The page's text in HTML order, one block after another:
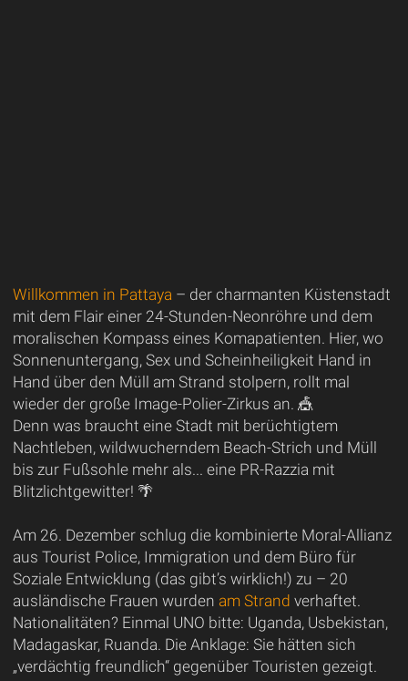
Willkommen in Pattaya – der charmanten Küstenstadt
mit dem Flair einer 24-Stunden-Neonröhre und dem
moralischen Kompass eines Komapatienten. Hier, wo
Sonnenuntergang, Sex und Scheinheiligkeit Hand in
Hand über den Müll am Strand stolpern, rollt mal
wieder der große Image-Polier-Zirkus an. 🎪
Denn was braucht eine Stadt mit berüchtigtem
Nachtleben, wildwucherndem Beach-Strich und Müll
bis zur Fußsohle mehr als... eine PR-Razzia mit
Blitzlichtgewitter! 🌴
Am 26. Dezember schlug die kombinierte Moral-Allianz
aus Tourist Police, Immigration und dem Büro für
Soziale Entwicklung (das gibt’s wirklich!) zu – 20
ausländische Frauen wurden am Strand verhaftet.
Nationalitäten? Einmal UNO bitte: Uganda, Usbekistan,
Madagaskar, Ruanda. Die Anklage: Sie hätten sich
„verdächtig freundlich“ gegenüber Touristen gezeigt.